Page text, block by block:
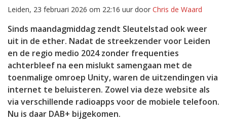
Leiden, 23 februari 2026 om 22:16 uur door Chris de Waard
Sinds maandagmiddag zendt Sleutelstad ook weer
uit in de ether. Nadat de streekzender voor Leiden
en de regio medio 2024 zonder frequenties
achterbleef na een mislukt samengaan met de
toenmalige omroep Unity, waren de uitzendingen via
internet te beluisteren. Zowel via deze website als
via verschillende radioapps voor de mobiele telefoon.
Nu is daar DAB+ bijgekomen.